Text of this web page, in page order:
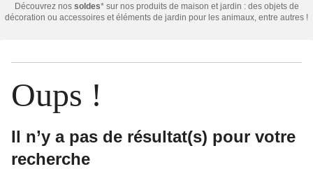
Découvrez nos soldes* sur nos produits de maison et jardin : des objets de
décoration ou accessoires et éléments de jardin pour les animaux, entre autres !
Oups !
Il n’y a pas de résultat(s) pour votre
recherche